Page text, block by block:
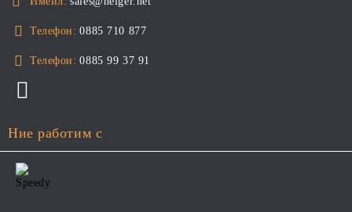
Телефон: 0885 710 877
Телефон: 0885 99 37 91
Ние работим с